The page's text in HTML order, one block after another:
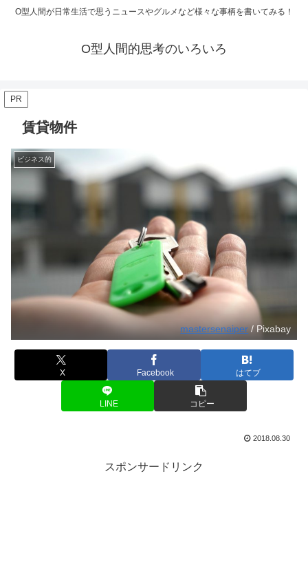
O型人間が日常生活で思うニュースやグルメなど様々な事柄を書いてみる！
O型人間的思考のいろいろ
PR
賃貸物件
ビジネス的
mastersenaiper / Pixabay
X Facebook はてブ
LINE コピー
2018.08.30
スポンサードリンク